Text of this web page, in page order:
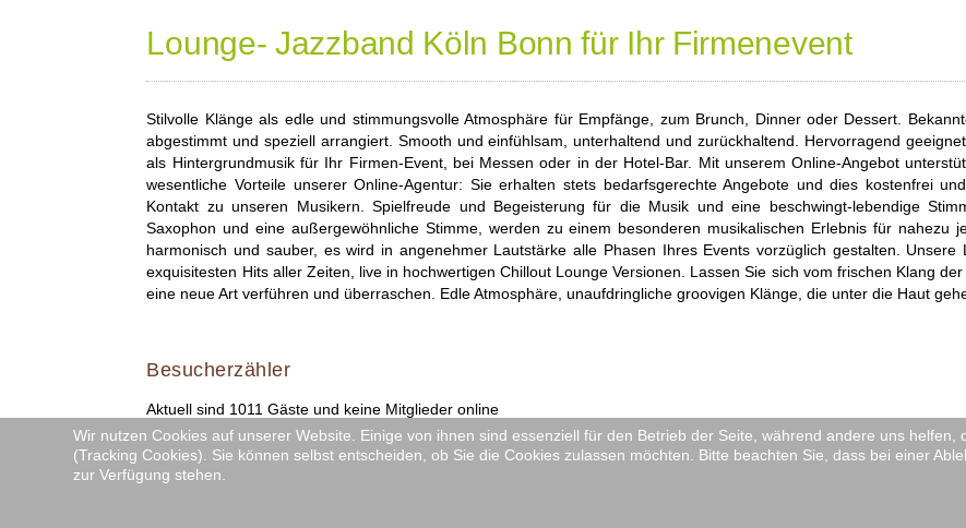
Lounge- Jazzband Köln Bonn für Ihr Firmenevent
Stilvolle Klänge als edle und stimmungsvolle Atmosphäre für Empfänge, zum Brunch, Dinner oder Dessert.
abgestimmt und speziell arrangiert. Smooth und einfühlsam, unterhaltend und zurückhaltend. Hervorragend
als Hintergrundmusik für Ihr Firmen-Event, bei Messen oder in der Hotel-Bar. Mit unserem Online-Angebot
wesentliche Vorteile unserer Online-Agentur: Sie erhalten stets bedarfsgerechte Angebote und dies kostenfrei
Kontakt zu unseren Musikern. Spielfreude und Begeisterung für die Musik und eine beschwingt-lebendige
Saxophon und eine außergewöhnliche Stimme, werden zu einem besonderen musikalischen Erlebnis für nahezu
harmonisch und sauber, es wird in angenehmer Lautstärke alle Phasen Ihres Events vorzüglich gestalten.
exquisitesten Hits aller Zeiten, live in hochwertigen Chillout Lounge Versionen. Lassen Sie sich vom frischen Klang
eine neue Art verführen und überraschen. Edle Atmosphäre, unaufdringliche groovigen Klänge, die unter die Haut
Besucherzähler
Aktuell sind 1011 Gäste und keine Mitglieder online
Wir nutzen Cookies auf unserer Website. Einige von ihnen sind essenziell für den Betrieb der Seite, während andere uns
(Tracking Cookies). Sie können selbst entscheiden, ob Sie die Cookies zulassen möchten. Bitte beachten Sie, dass bei einer
zur Verfügung stehen.